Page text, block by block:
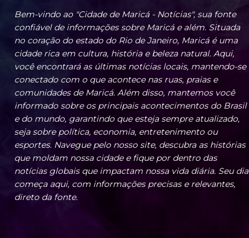
Bem-vindo ao "Cidade de Maricá - Notícias", sua fonte
confiável de informações sobre Maricá e além. Situada
no coração do estado do Rio de Janeiro, Maricá é uma
cidade rica em cultura, história e beleza natural. Aqui,
você encontrará as últimas notícias locais, mantendo-se
conectado com o que acontece nas ruas, praias e
comunidades de Maricá. Além disso, mantemos você
informado sobre os principais acontecimentos do Brasil
e do mundo, garantindo que esteja sempre atualizado,
seja sobre política, economia, entretenimento ou
esportes. Navegue pelo nosso site, descubra as histórias
que moldam nossa cidade e fique por dentro das
notícias globais que impactam nossa vida diária. Seu dia
começa aqui, com informações precisas e relevantes,
direto da fonte.